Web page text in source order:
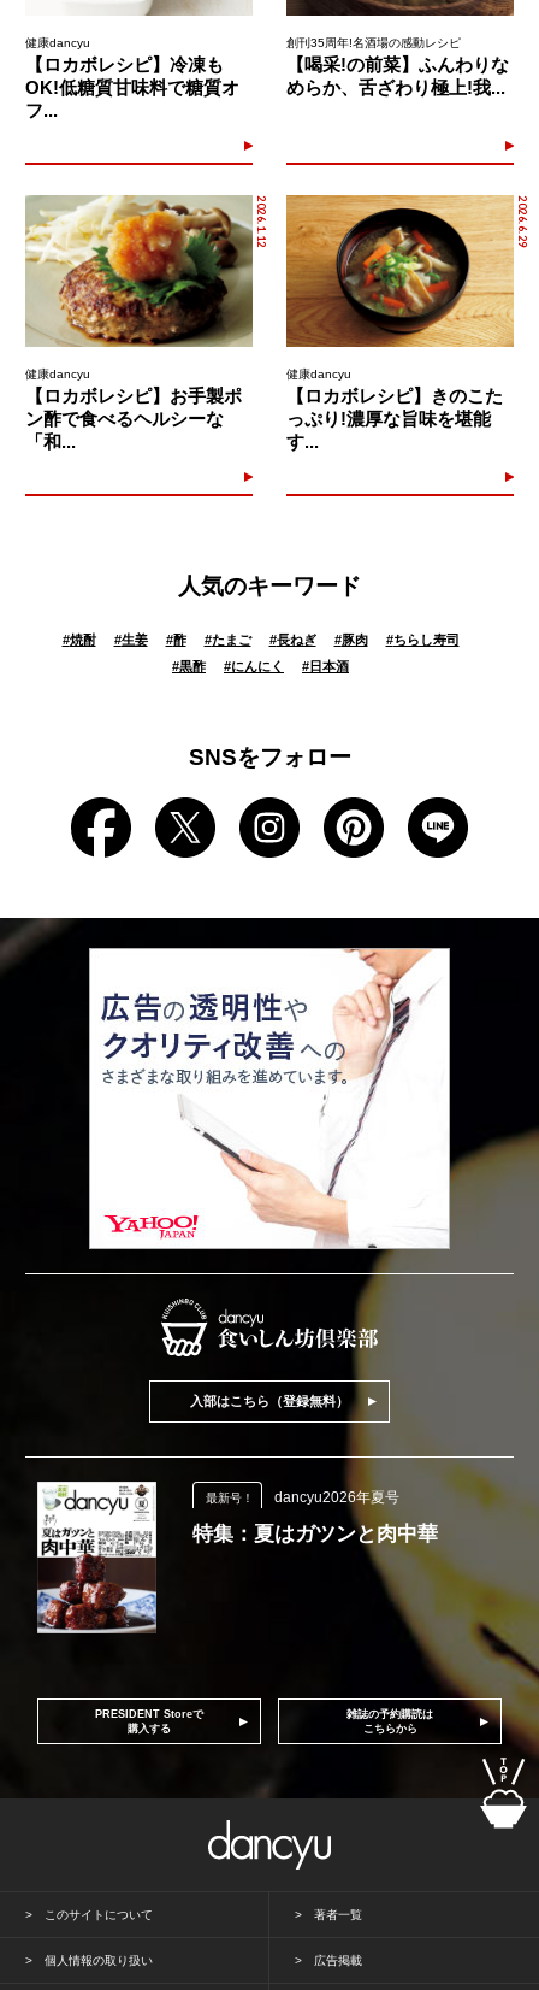
健康dancyu
【ロカボレシピ】冷凍も
OK!低糖質甘味料で糖質オ
フ...
創刊35周年!名酒場の感動レシピ
【喝采!の前菜】ふんわりな
めらか、舌ざわり極上!我...
2026.1.12
健康dancyu
【ロカボレシピ】お手製ポ
ン酢で食べるヘルシーな
「和...
2026.6.29
健康dancyu
【ロカボレシピ】きのこた
っぷり!濃厚な旨味を堪能
す...
人気のキーワード
#焼酎 #生姜 #酢 #たまご #長ねぎ #豚肉 #ちらし寿司
#黒酢 #にんにく #日本酒
SNSをフォロー
入部はこちら（登録無料）
最新号！ dancyu2026年夏号
特集：夏はガツンと肉中華
PRESIDENT Storeで
購入する
雑誌の予約購読は
こちらから
このサイトについて 著者一覧
個人情報の取り扱い 広告掲載